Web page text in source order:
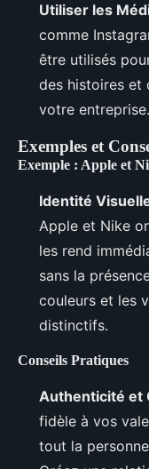
Utiliser les
comme
être utilisés
des histoires et
votre entreprise.
Exemples et
Exemple : Apple et
Identité
Apple et Nike
les rend
sans la
couleurs et les
distinctifs.
Conseils Pratiques
Authenticité et
fidèle à vos
tout la